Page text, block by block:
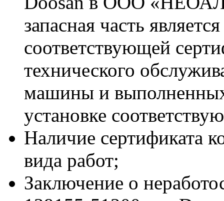
запасная часть
соответствующей
технического
машины и
установке
Наличие сертификата
вида работ;
Заключение о